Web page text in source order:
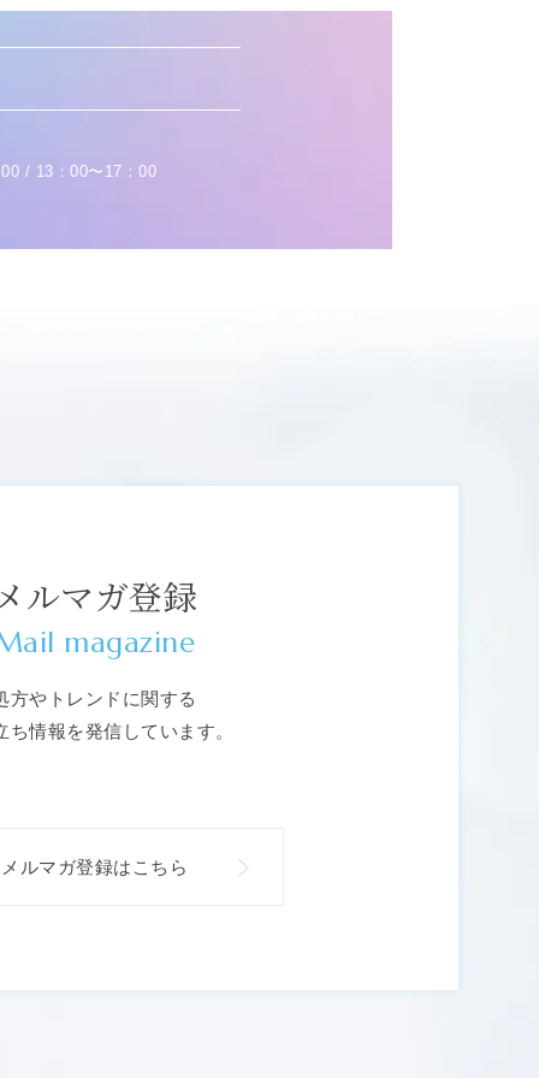
00 / 13：00〜17：00
ルマガ登録
magazine
方やトレンドに関する
ち情報を発信しています。
メルマガ登録はこちら